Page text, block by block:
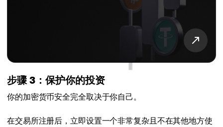
步骤 3：保护你的投资
你的加密货币安全完全取决于你自己。
在交易所注册后，立即设置一个非常复杂且不在其他地方使